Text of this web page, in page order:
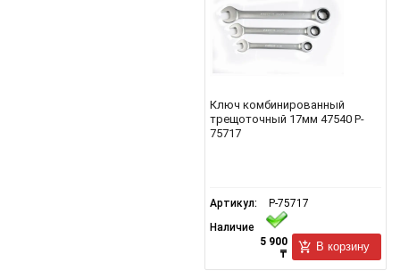
Ключ комбинированный
трещоточный 17мм 47540 P-
75717
Артикул:
P-75717
Наличие
5 900
₸
В корзину